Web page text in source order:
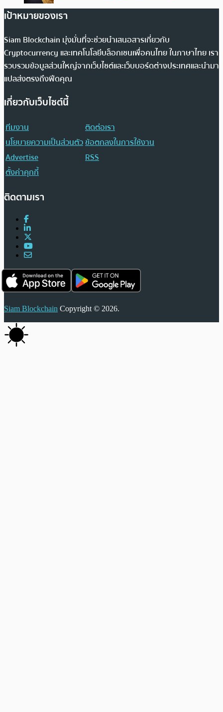
เป้าหมายของเรา
Siam Blockchain มุ่งมั่นที่จะช่วยนำเสนอสารเกี่ยวกับ
Cryptocurrency และเทคโนโลยีบล็อกเชนเพื่อคนไทย ในภาษาไทย เรา
รวบรวมข้อมูลส่วนใหญ่จากเว็บไซต์และเว็บบอร์ดต่างประเทศและนำมา
แปลส่งตรงถึงฟีดคุณ
เกี่ยวกับเว็บไซต์นี้
ทีมงาน
ติดต่อเรา
นโยบายความเป็นส่วนตัวข้อตกลงในการใช้งาน
Advertise
RSS
ตั้งค่าคุกกี้
ติดตามเรา
Siam Blockchain Copyright © 2026.